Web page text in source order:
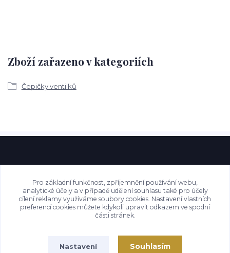
Zboží zařazeno v kategoriích
Čepičky ventilků
Pro základní funkčnost, zpříjemnění používání webu,
analytické účely a v případě udělení souhlasu také pro účely
cílení reklamy využíváme soubory cookies. Nastavení vlastních
preferencí cookies můžete kdykoli upravit odkazem ve spodní
části stránek.
Nastavení Souhlasím